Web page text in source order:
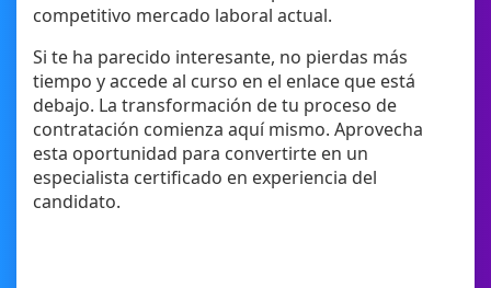
competitivo mercado laboral actual.
Si te ha parecido interesante, no pierdas más
tiempo y accede al curso en el enlace que está
debajo. La transformación de tu proceso de
contratación comienza aquí mismo. Aprovecha
esta oportunidad para convertirte en un
especialista certificado en experiencia del
candidato.